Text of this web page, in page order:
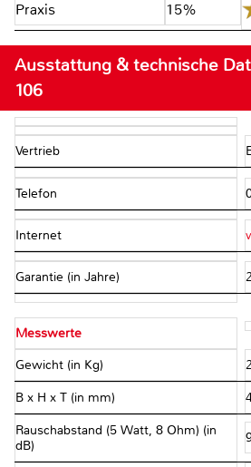
Praxis 15%
Ausstattung & technische
106
Vertrieb
Telefon
Internet
Garantie (in Jahre) 2
Messwerte
Gewicht (in Kg)
B x H x T (in mm)
Rauschabstand (5 Watt, 8 Ohm) (in
dB)